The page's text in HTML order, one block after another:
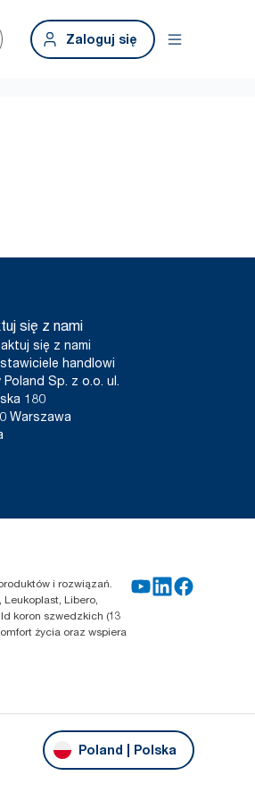
Zaloguj się
się z nami
się z nami
handlowi
Poland Sp. z o.o. ul.
180
Warszawa
i rozwiązań.
Libero,
koron szwedzkich (13
życia oraz wspiera
Poland | Polska